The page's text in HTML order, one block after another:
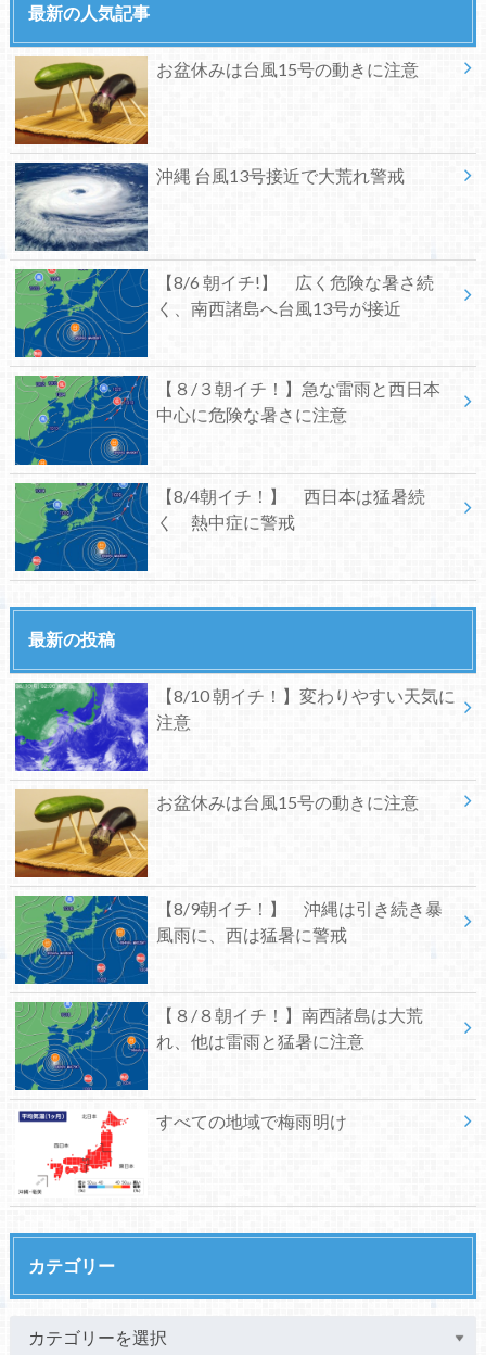
最新の人気記事
お盆休みは台風15号の動きに注意
沖縄 台風13号接近で大荒れ警戒
【8/6 朝イチ!】 広く危険な暑さ続
く、南西諸島へ台風13号が接近
【８/３朝イチ！】急な雷雨と西日本
中心に危険な暑さに注意
【8/4朝イチ！】 西日本は猛暑続
く 熱中症に警戒
最新の投稿
【8/10 朝イチ！】変わりやすい天気に
注意
お盆休みは台風15号の動きに注意
【8/9朝イチ！】 沖縄は引き続き暴
風雨に、西は猛暑に警戒
【８/８朝イチ！】南西諸島は大荒
れ、他は雷雨と猛暑に注意
すべての地域で梅雨明け
カテゴリー